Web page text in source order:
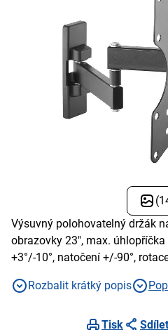
Výsuvný polohovatelný držák
obrazovky 23", max.
+3°/-10°, natočení +/-90°,
Rozbalit krátký popis
Tisk